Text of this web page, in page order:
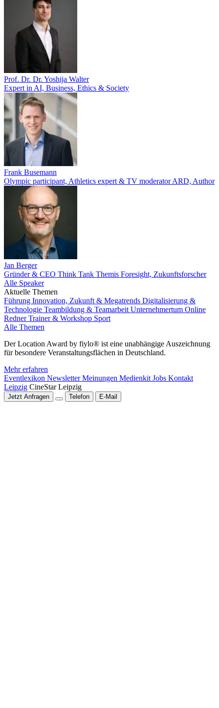
Prof. Dr. Dr. Yoshija Walter
Expert in AI, Business, Ethics & Society
Frank Busemann
Olympic participant, Athletics expert & TV moderator ARD, Author
Jan Berger
Gründer & CEO Think Tank Themis Foresight, Zukunftsforscher
Alle Speaker
Aktuelle Themen
Führung Innovation, Zukunft & Megatrends Digitalisierung &
Technologie Teambildung & Teamarbeit Unternehmertum Online
RednerTrainer & Workshop Sport
Alle Themen
Der Location Award by fiylo® ist eine unabhängige Auszeichnung
für besondere Veranstaltungsflächen in Deutschland.
Mehr erfahren
Eventlexikon NewsletterMeinungen Medienkit Jobs Kontakt
Leipzig CineStar Leipzig
Jetzt Anfragen Telefon E-Mail